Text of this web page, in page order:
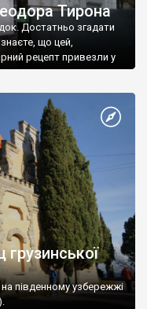
Тирона
Достатньо згадати
що цей,
рецепт привезли у
південному узбережжі